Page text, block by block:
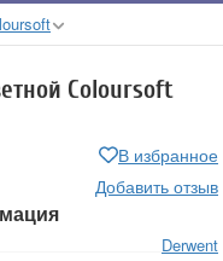
Coloursoft
В избранное
Добавить отзыв
Derwent